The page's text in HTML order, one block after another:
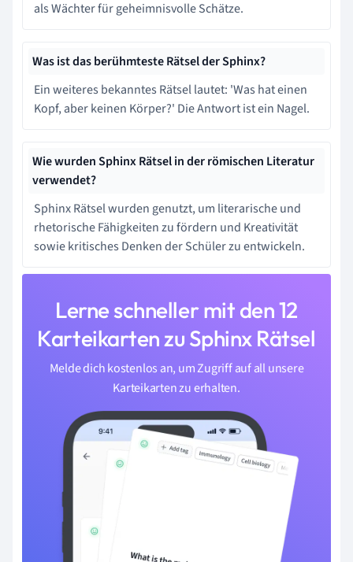
als Wächter für geheimnisvolle Schätze.
Was ist das berühmteste Rätsel der Sphinx?
Ein weiteres bekanntes Rätsel lautet: 'Was hat einen
Kopf, aber keinen Körper?' Die Antwort ist ein Nagel.
Wie wurden Sphinx Rätsel in der römischen Literatur
verwendet?
Sphinx Rätsel wurden genutzt, um literarische und
rhetorische Fähigkeiten zu fördern und Kreativität
sowie kritisches Denken der Schüler zu entwickeln.
Lerne schneller mit den 12
Karteikarten zu Sphinx Rätsel
Melde dich kostenlos an, um Zugriff auf all unsere
Karteikarten zu erhalten.